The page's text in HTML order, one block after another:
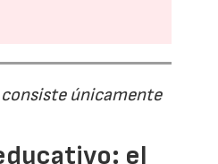
únicamente
el